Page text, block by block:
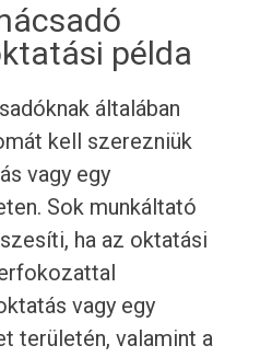
példa
általában
kell szerezniük
vagy egy
Sok munkáltató
ha az oktatási
vagy egy
területén, valamint a